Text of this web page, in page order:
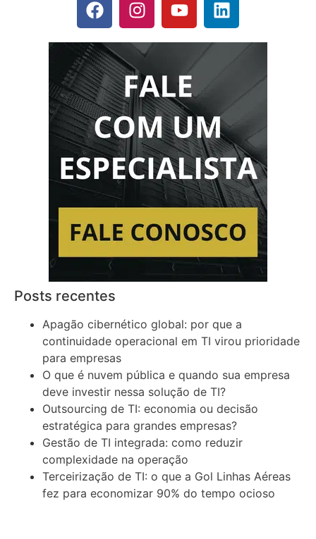
Posts recentes
Apagão cibernético global: por que a
continuidade operacional em TI virou prioridade
para empresas
O que é nuvem pública e quando sua empresa
deve investir nessa solução de TI?
Outsourcing de TI: economia ou decisão
estratégica para grandes empresas?
Gestão de TI integrada: como reduzir
complexidade na operação
Terceirização de TI: o que a Gol Linhas Aéreas
fez para economizar 90% do tempo ocioso